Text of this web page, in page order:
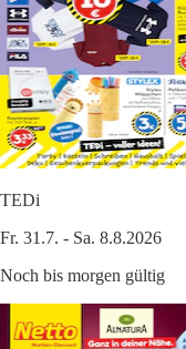
TEDi
Fr. 31.7. - Sa. 8.8.2026
Noch bis morgen gültig